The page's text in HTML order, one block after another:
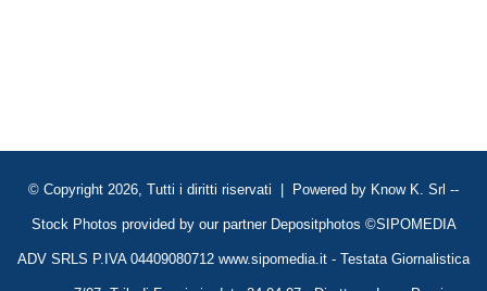
© Copyright 2026, Tutti i diritti riservati | Powered by Know K. Srl --
Stock Photos provided by our partner Depositphotos ©SIPOMEDIA
ADV SRLS P.IVA 04409080712 www.sipomedia.it - Testata Giornalistica